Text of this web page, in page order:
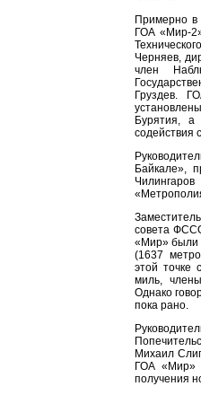
Примерно в
ГОА «Мир-
Черняев,
член
Груздев.
Бурятия,
содействия
Байкале»,
совета
«Мир» были
(1637
этой точке
миль,
Однако
пока рано.
Михаил
ГОА «Мир»
получения